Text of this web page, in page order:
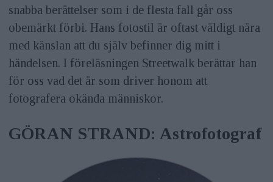
snabba berättelser som i de flesta fall går oss
obemärkt förbi. Hans fotostil är oftast väldigt nära
med känslan att du själv befinner dig mitt i
händelsen. I föreläsningen Streetwalk berättar han
för oss vad det är som driver honom att
fotografera okända människor.
GÖRAN STRAND: Astrofotograf